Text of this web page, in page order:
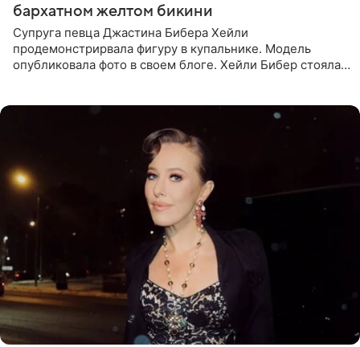
бархатном желтом бикини
Супруга певца Джастина Бибера Хейли
продемонстрирвала фигуру в купальнике. Модель
опубликовала фото в своем блоге. Хейли Бибер стояла